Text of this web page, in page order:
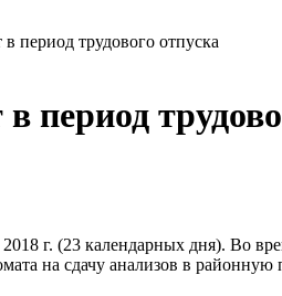
период трудового отпуска
период
г. (23 календарных дня). Во
на сдачу анализов в районную